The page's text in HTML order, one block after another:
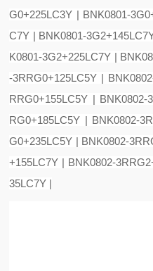
G0+225LC3Y | BNK0801-
C7Y | BNK0801-
K0801-3G2+225LC7Y |
-3RRG0+125LC5Y |
RRG0+155LC5Y | BNK0802-
RG0+185LC5Y | BNK0802-
G0+235LC5Y | BNK0802-
+155LC7Y | BNK0802-
35LC7Y |